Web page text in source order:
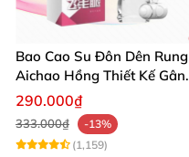
Bao Cao Su Đôn Dên Rung
Aichao Hồng Thiết Kế Gân
Sọc Mới
290.000₫
333.000₫
-13%
(1,159)